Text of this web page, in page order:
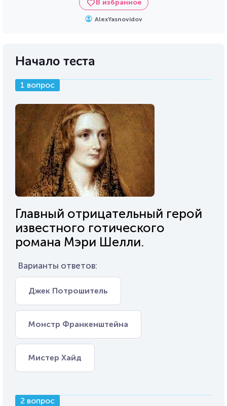
В избранное
AlexYasnovidov
Начало теста
1 вопрос
Главный отрицательный герой
известного готического
романа Мэри Шелли.
Варианты ответов:
Джек Потрошитель
Монстр Франкенштейна
Мистер Хайд
2 вопрос